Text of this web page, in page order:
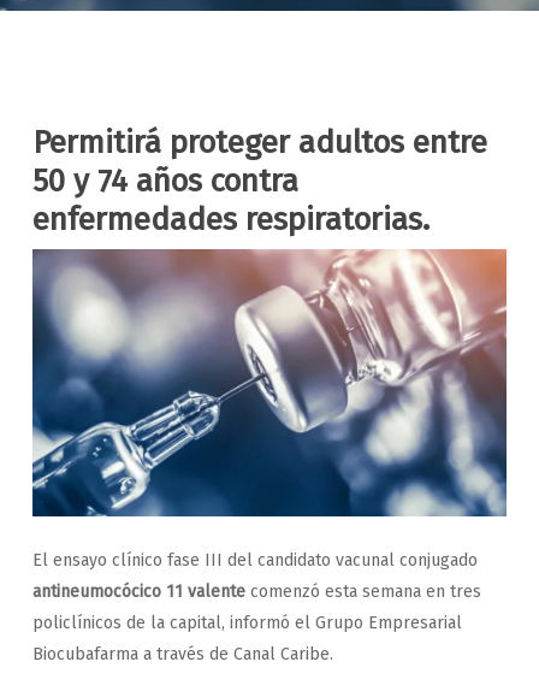
Permitirá proteger adultos entre
50 y 74 años contra
enfermedades respiratorias.
El ensayo clínico fase III del candidato vacunal conjugado
antineumocócico 11 valentecomenzó esta semana en tres
policlínicos de la capital, informó el Grupo Empresarial
Biocubafarma a través de Canal Caribe.